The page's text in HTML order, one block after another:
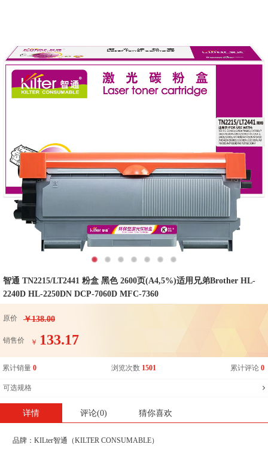
智通 TN2215/LT2441 粉盒 黑色 2600页(A4,5%)适用兄弟Brother HL-
2240D HL-2250DN DCP-7060D MFC-7360
原价 ￥138.00
销售价 ￥ 133.17
累计销量 0 浏览次数 1501 累计评论 0
可选规格
详情 评论(0) 猜你喜欢
品牌： KILter智通（KILTER CONSUMABLE）